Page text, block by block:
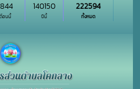
ดือนนี้ ปีนี้
140150
ทั้งหมด
222594